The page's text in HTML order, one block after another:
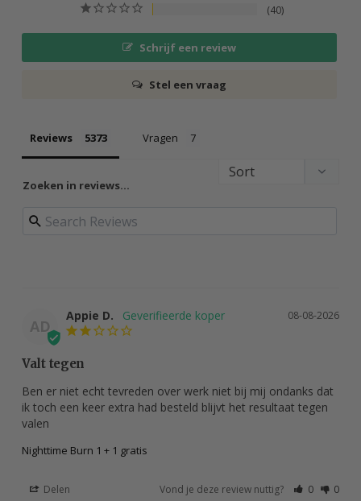
40
Schrijf een review
Stel een vraag
Reviews Vragen
Zoeken in reviews…
AD
08-08-2026
Appie D.
Valt tegen
Ben er niet echt tevreden over werk niet bij mij ondanks dat
ik toch een keer extra had besteld blijvt het resultaat tegen
valen
Nighttime Burn 1 + 1 gratis
Delen Vond je deze review nuttig? 0 0